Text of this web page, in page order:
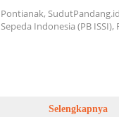
Pontianak,
Sepeda Indonesia (PB ISSI),
Selengkapnya